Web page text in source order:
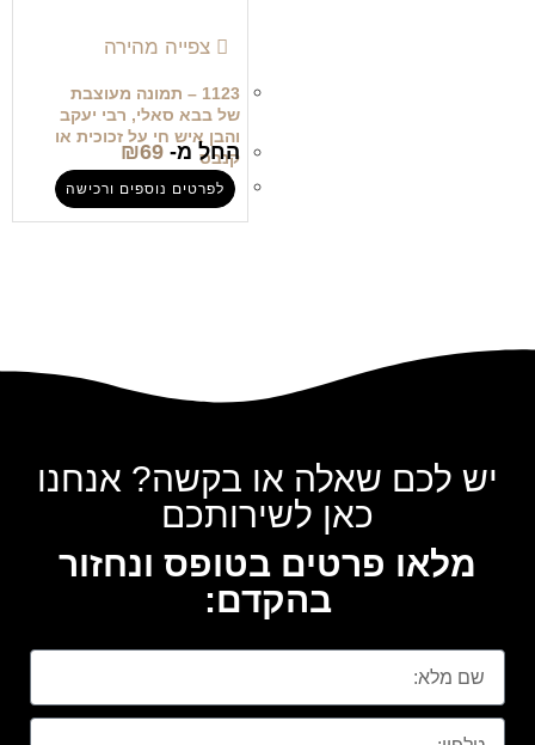
צפייה מהירה
1123 – תמונה מעוצבת
של בבא סאלי, רבי יעקב
והבן איש חי על זכוכית או
קנבס
החל מ- ₪69
לפרטים נוספים ורכישה
יש לכם שאלה או בקשה? אנחנו
כאן לשירותכם
מלאו פרטים בטופס ונחזור
בהקדם: